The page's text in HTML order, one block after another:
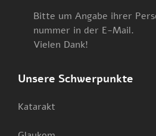
Bitte um Angabe ihrer
nummer in der E-Mail.
Vielen Dank!
Unsere Schwerpunkte
Katarakt